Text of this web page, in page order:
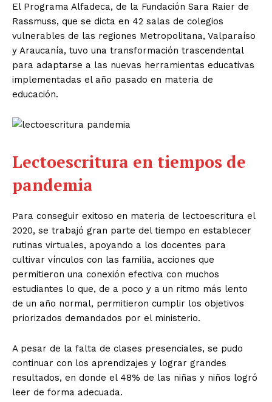
El Programa Alfadeca, de la Fundación Sara Raier de
Rassmuss, que se dicta en 42 salas de colegios
vulnerables de las regiones Metropolitana, Valparaíso
y Araucanía, tuvo una transformación trascendental
para adaptarse a las nuevas herramientas educativas
implementadas el año pasado en materia de
educación.
Lectoescritura en tiempos de
pandemia
Para conseguir exitoso en materia de lectoescritura el
2020, se trabajó gran parte del tiempo en establecer
rutinas virtuales, apoyando a los docentes para
cultivar vínculos con las familia, acciones que
permitieron una conexión efectiva con muchos
estudiantes lo que, de a poco y a un ritmo más lento
de un año normal, permitieron cumplir los objetivos
priorizados demandados por el ministerio.
A pesar de la falta de clases presenciales, se pudo
continuar con los aprendizajes y lograr grandes
resultados, en donde el 48% de las niñas y niños logró
leer de forma adecuada.